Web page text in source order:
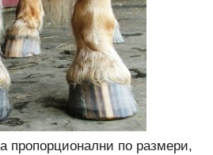
пропорционални по размери,